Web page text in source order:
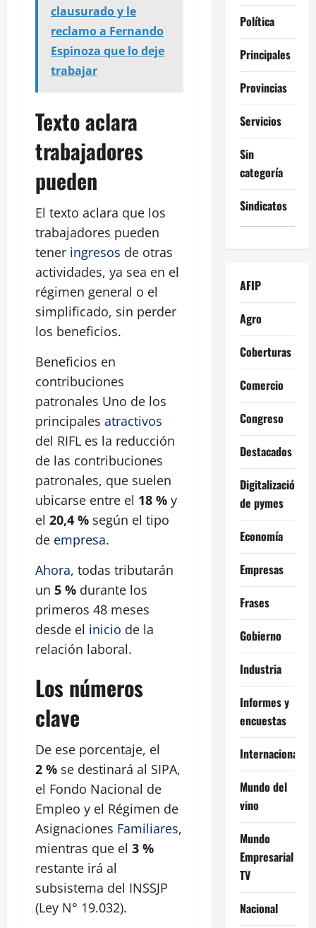
clausurado y le
reclamo a Fernando
Espinoza que lo deje
trabajar
Texto aclara
trabajadores
pueden
El texto aclara que los
trabajadores pueden
tener ingresos de otras
actividades, ya sea en el
régimen general o el
simplificado, sin perder
los beneficios.
Beneficios en
contribuciones
patronales Uno de los
principales atractivos
del RIFL es la reducción
de las contribuciones
patronales, que suelen
ubicarse entre el 18 % y
el 20,4 % según el tipo
de empresa.
Ahora, todas tributarán
un 5 % durante los
primeros 48 meses
desde el inicio de la
relación laboral.
Los números
clave
De ese porcentaje, el
2 % se destinará al SIPA,
el Fondo Nacional de
Empleo y el Régimen de
Asignaciones Familiares,
mientras que el 3 %
restante irá al
subsistema del INSSJP
(Ley N° 19.032).
Política
Principales
Provincias
Servicios
Sin
categoría
Sindicatos
AFIP
Agro
Coberturas
Comercio
Congreso
Destacados
Digitalización
de pymes
Economía
Empresas
Frases
Gobierno
Industria
Informes y
encuestas
Internacional
Mundo del
vino
Mundo
Empresarial
TV
Nacional